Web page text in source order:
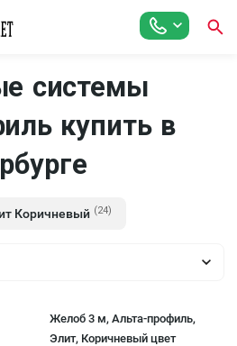
системы
купить в
Коричневый (24)
Желоб 3 м, Альта-профиль,
Элит, Коричневый цвет